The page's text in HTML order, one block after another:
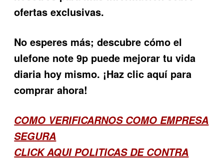
ofertas exclusivas.
No esperes más; descubre cómo el
ulefone note 9p puede mejorar tu vida
diaria hoy mismo. ¡Haz clic aquí para
comprar ahora!
COMO VERIFICARNOS COMO EMPRESA
SEGURA
CLICK AQUI POLITICAS DE CONTRA